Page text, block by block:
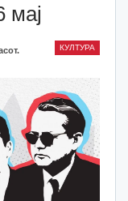
мај
КУЛТУРА